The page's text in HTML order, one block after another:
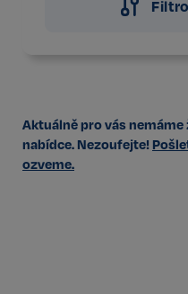
Aktuálně pro vás
nabídce. Nezoufejte!
ozveme.